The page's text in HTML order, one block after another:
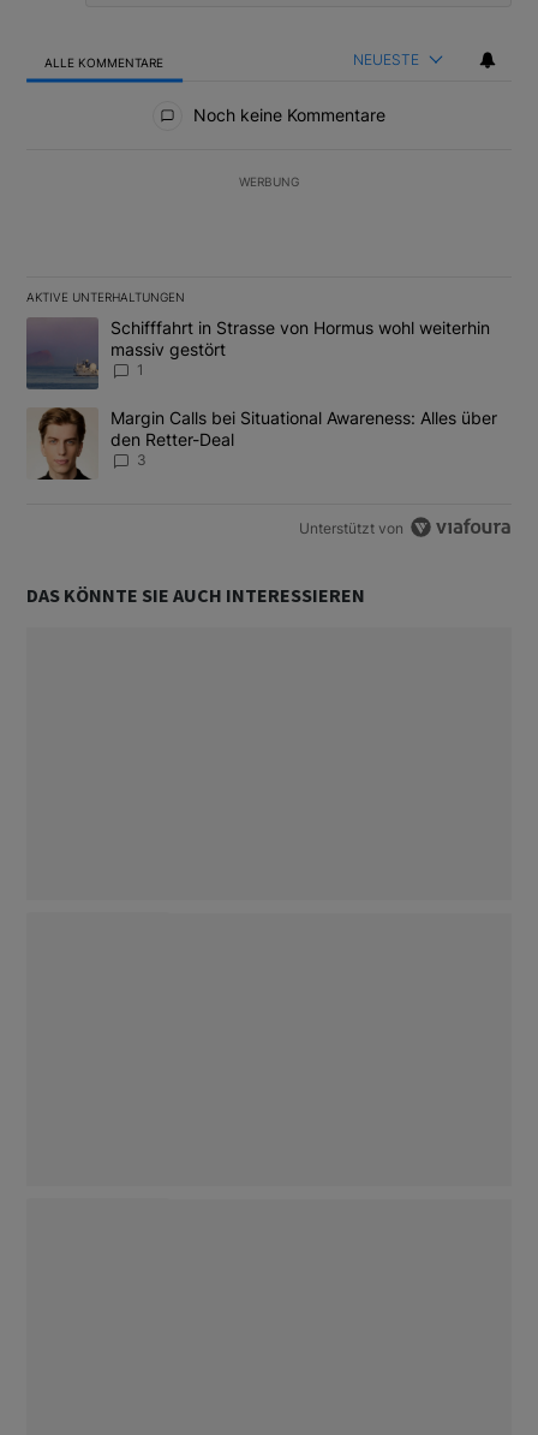
ALLE KOMMENTARE NEUESTE
Noch keine Kommentare
WERBUNG
AKTIVE UNTERHALTUNGEN
Das Folgende ist eine Liste der am meisten kommentierten
Ein Trendartikel mit dem Titel "Schifffahrt in Strasse von
Schifffahrt in Strasse von Hormus wohl weiterhin
massiv gestört
1
Ein Trendartikel mit dem Titel "Margin Calls bei Situational
Margin Calls bei Situational Awareness: Alles über
den Retter-Deal
3
Unterstützt von
DAS KÖNNTE SIE AUCH INTERESSIEREN